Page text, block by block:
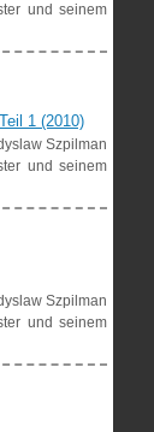
und seinem
1 (2010)
Szpilman
und seinem
Szpilman
und seinem